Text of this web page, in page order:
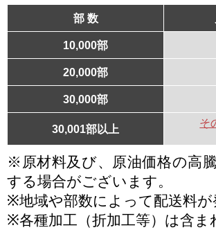
部 数
10,000部
20,000部
30,000部
30,001部以上
そ
※原材料及び、原油価格の高
する場合がございます。
※地域や部数によって配送料
※各種加工（折加工等）は含